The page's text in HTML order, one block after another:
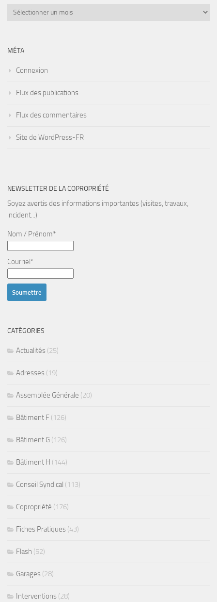
Archives
MÉTA
Connexion
Flux des publications
Flux des commentaires
Site de WordPress-FR
NEWSLETTER DE LA COPROPRIÉTÉ
Soyez avertis des informations importantes (visites, travaux,
incident...)
Nom / Prénom*
Courriel*
CATÉGORIES
Actualités (25)
Adresses (19)
Assemblée Générale (20)
Bâtiment F (126)
Bâtiment G (126)
Bâtiment H (144)
Conseil Syndical (113)
Copropriété (176)
Fiches Pratiques (43)
Flash (52)
Garages (28)
Interventions (28)